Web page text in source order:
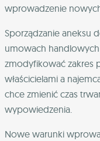
wprowadzenie
Sporządzanie aneksu
umowach
zmodyfikować zakres
właścicielami a
chce zmienić czas
wypowiedzenia.
Nowe warunki